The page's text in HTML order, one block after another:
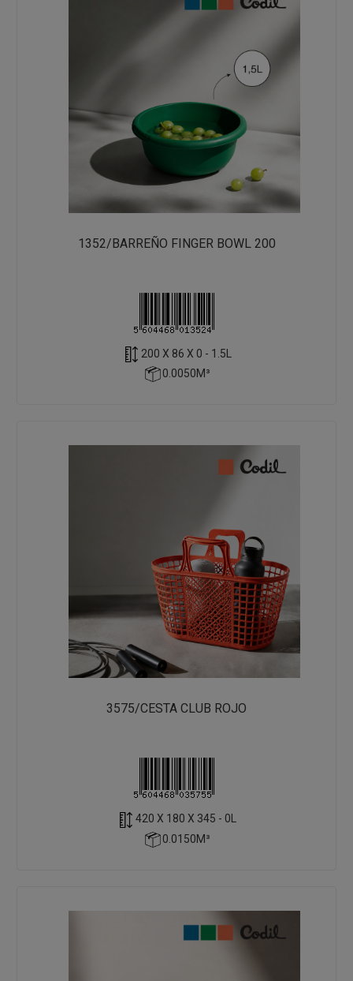
1352/BARREÑO FINGER BOWL 200
200 X 86 X 0 - 1.5L
0.0050M³
3575/CESTA CLUB ROJO
420 X 180 X 345 - 0L
0.0150M³